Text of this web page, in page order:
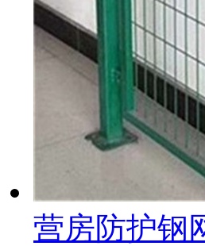
营房防护钢